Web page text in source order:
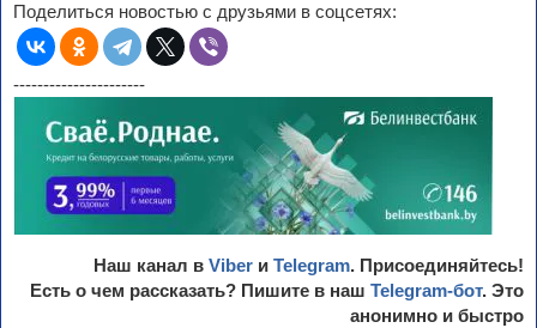
Поделиться новостью с друзьями в соцсетях:
----------------------
Наш канал в Viber и Telegram. Присоединяйтесь!
Есть о чем рассказать? Пишите в наш Telegram-бот. Это
анонимно и быстро